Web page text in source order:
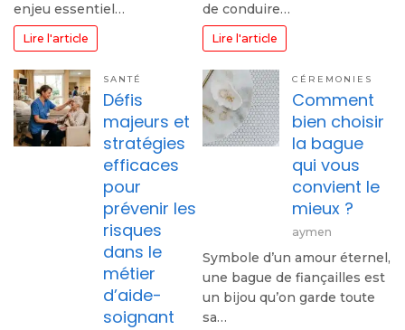
enjeu essentiel…
Lire l'article
de conduire…
Lire l'article
SANTÉ
Défis
majeurs et
stratégies
efficaces
pour
prévenir les
risques
dans le
métier
d’aide-
soignant
CÉREMONIES
Comment
bien choisir
la bague
qui vous
convient le
mieux ?
aymen
Symbole d’un amour éternel,
une bague de fiançailles est
un bijou qu’on garde toute
sa…